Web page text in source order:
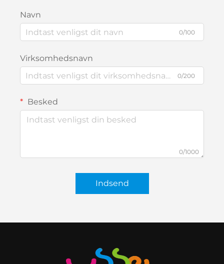
Navn
0/100
Virksomhedsnavn
0/200
Besked
0/1000
Indsend